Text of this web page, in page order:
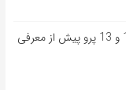
افشای مشخصات کامل شیائومی 13 و 13 پرو پیش از معرفی